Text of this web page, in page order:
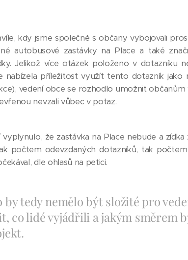
kdy jsme společně s občany vybojovali
autobusové zastávky na Place a také
Jelikož více otázek položeno v dotazníku
nabízela příležitost využít tento dotazník
vedení obce se rozhodlo umožnit
nevzali vůbec v potaz.
že zastávka na Place nebude a
počtem odevzdaných dotazníků, tak
dle ohlasů na petici.
by tedy nemělo být složité pro
co lidé vyjádřili a jakým směrem